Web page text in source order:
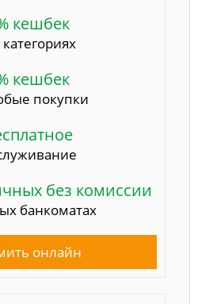
кешбек
категориях
кешбек
покупки
без комиссии
банкоматах
онлайн